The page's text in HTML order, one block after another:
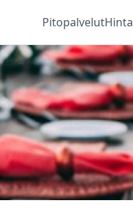
PitopalvelutHinta